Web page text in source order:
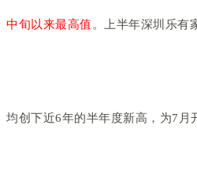
中旬以来最高值 。上半年深圳乐有
均创下近6年的半年度新高，为7月